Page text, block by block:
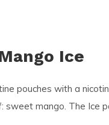
Ice
pouches with a
sweet mango. The Ice